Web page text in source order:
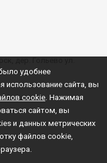
удобнее
сайта, вы
cookie . Нажимая
сайтом, вы
и данных метрических
файлов cookie,